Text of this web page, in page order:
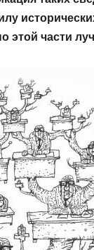
этой части